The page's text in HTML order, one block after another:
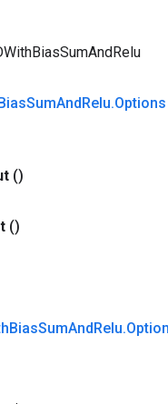
SumAndRelu.Options
()
()
BiasSumAndRelu.